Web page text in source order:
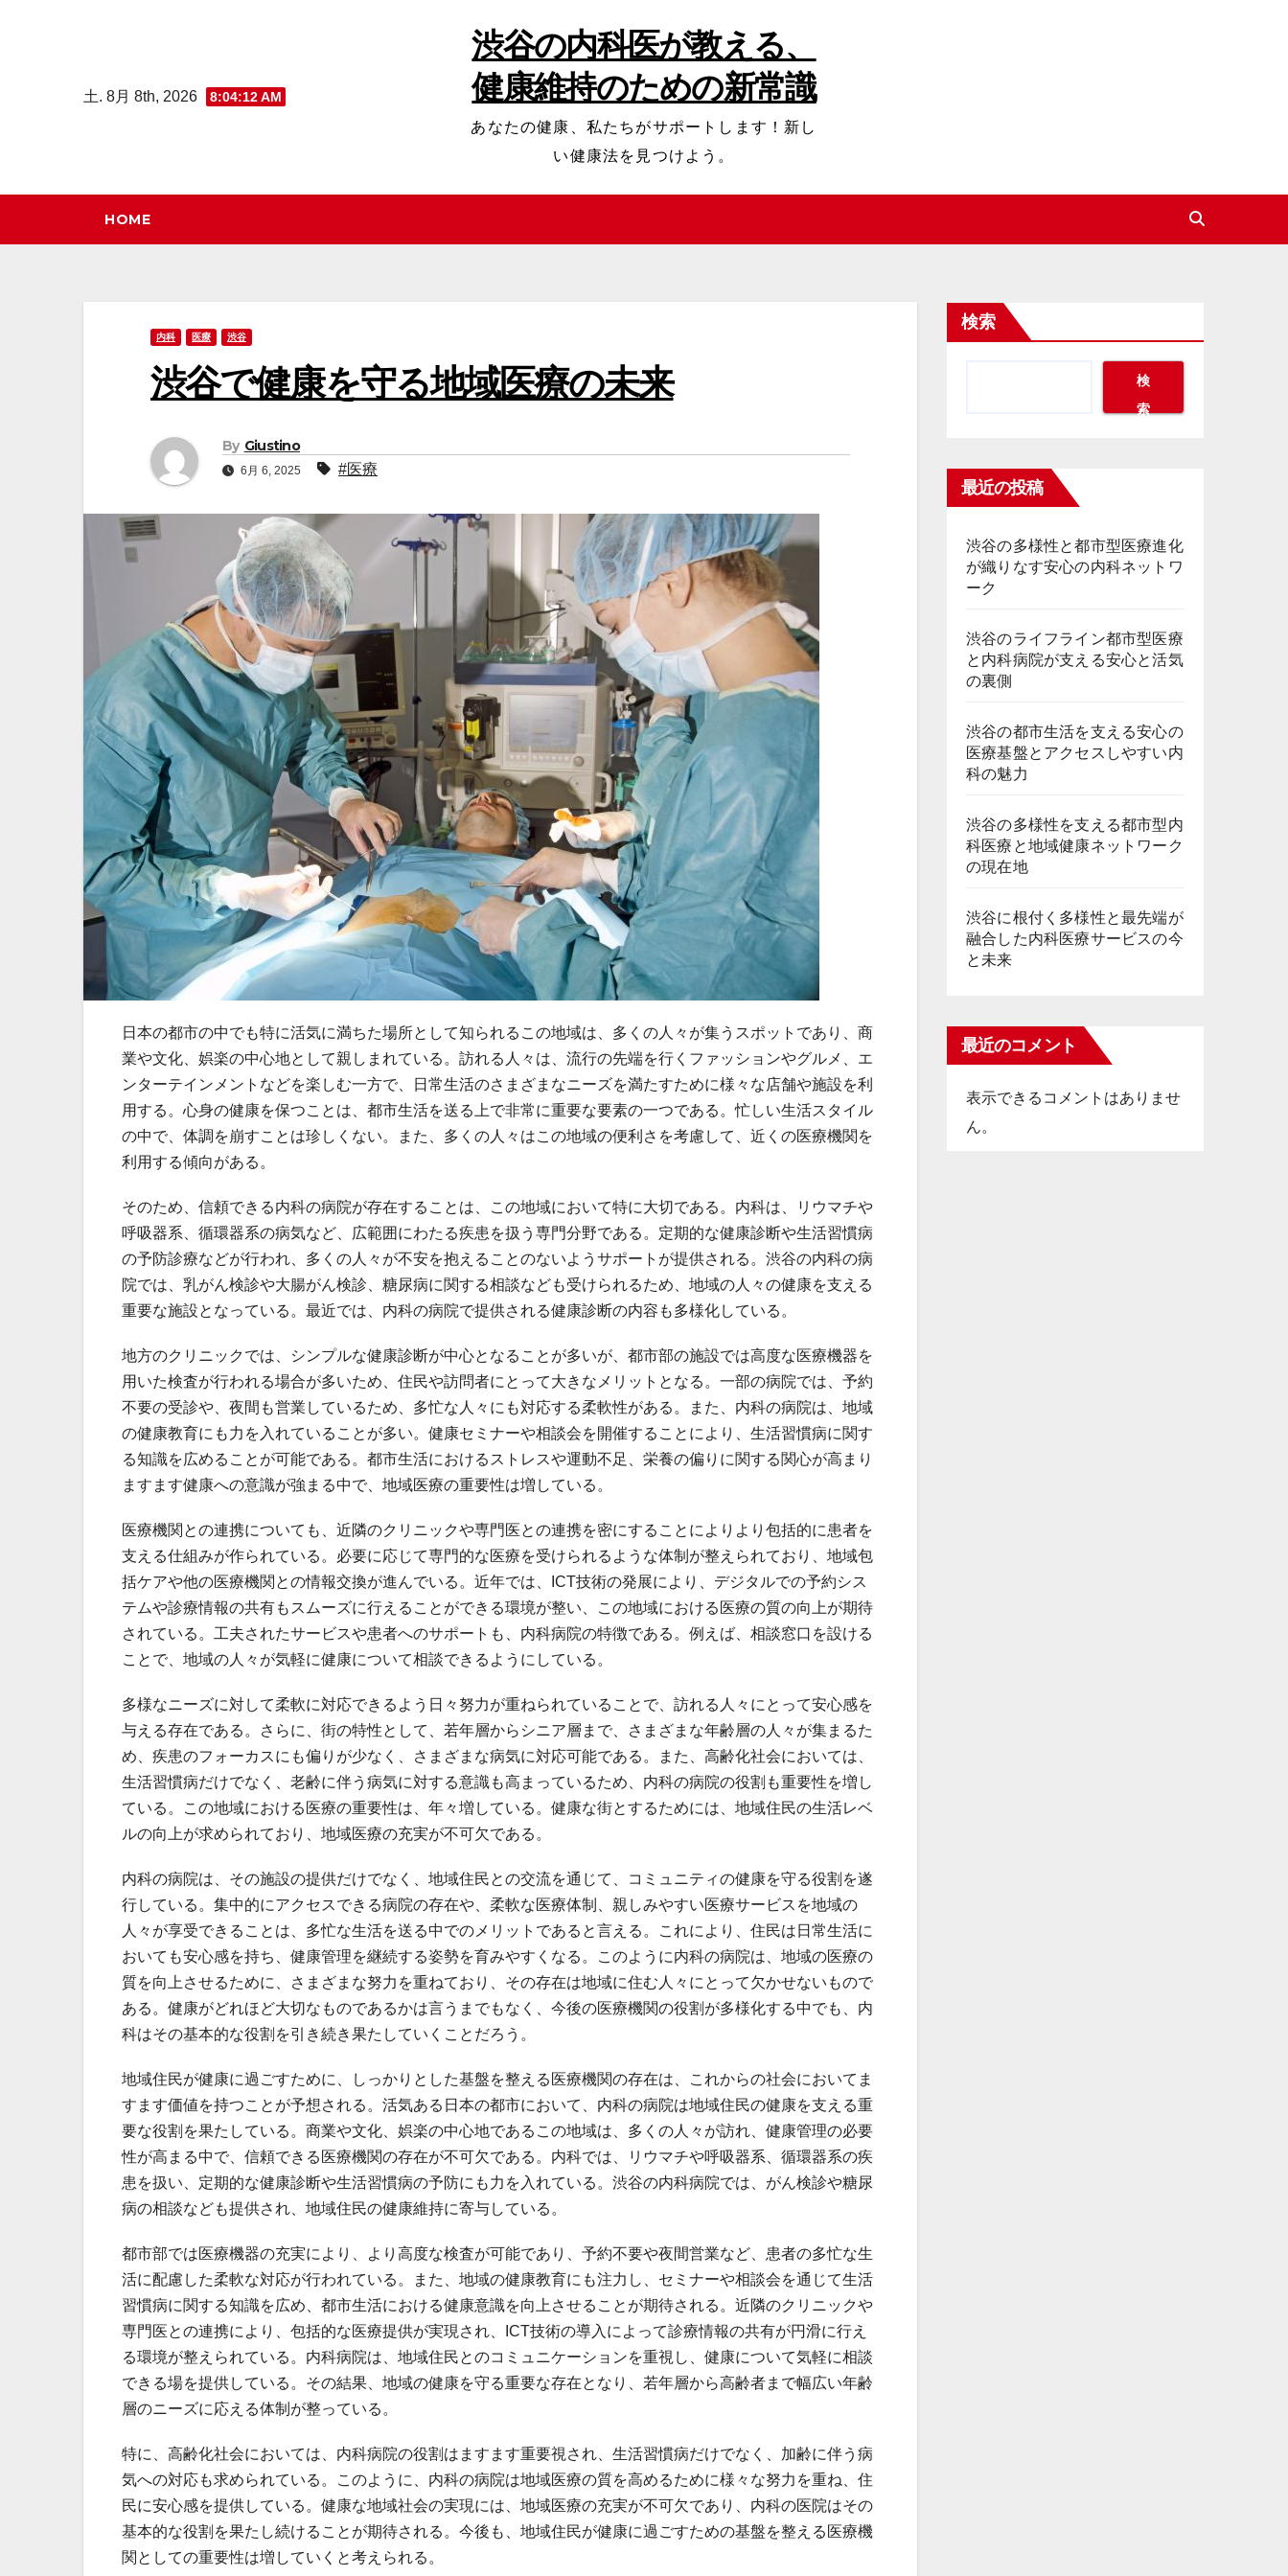
ッ
土. 8月 8th, 2026 8:04:13 AM
渋谷の内科医が教える、
健康維持のための新常識
あなたの健康、私たちがサポートします！新し
い健康法を見つけよう。
HOME
内科 医療 渋谷
渋谷で健康を守る地域医療の未来
By Giustino
6月 6, 2025 #医療
日本の都市の中でも特に活気に満ちた場所として知られるこの地域は、多くの人々が集うスポットであり、商
業や文化、娯楽の中心地として親しまれている。 訪れる人々は、流行の先端を行くファッションやグルメ、エ
ンターテインメントなどを楽しむ一方で、日常生活のさまざまなニーズを満たすために様々な店舗や施設を利
用する。心身の健康を保つことは、都市生活を送る上で非常に重要な要素の一つである。忙しい生活スタイル
の中で、体調を崩すことは珍しくない。また、多くの人々はこの地域の便利さを考慮して、近くの医療機関を
利用する傾向がある。
そのため、信頼できる内科の病院が存在することは、この地域において特に大切である。内科は、リウマチや
呼吸器系、循環器系の病気など、広範囲にわたる疾患を扱う専門分野である。定期的な健康診断や生活習慣病
の予防診療などが行われ、多くの人々が不安を抱えることのないようサポートが提供される。渋谷の内科の病
院では、乳がん検診や大腸がん検診、糖尿病に関する相談なども受けられるため、地域の人々の健康を支える
重要な施設となっている。最近では、内科の病院で提供される健康診断の内容も多様化している。
地方のクリニックでは、シンプルな健康診断が中心となることが多いが、都市部の施設では高度な医療機器を
用いた検査が行われる場合が多いため、住民や訪問者にとって大きなメリットとなる。一部の病院では、予約
不要の受診や、夜間も営業しているため、多忙な人々にも対応する柔軟性がある。また、内科の病院は、地域
の健康教育にも力を入れていることが多い。健康セミナーや相談会を開催することにより、生活習慣病に関す
る知識を広めることが可能である。都市生活におけるストレスや運動不足、栄養の偏りに関する関心が高まり
ますます健康への意識が強まる中で、地域医療の重要性は増している。
医療機関との連携についても、近隣のクリニックや専門医との連携を密にすることによりより包括的に患者を
支える仕組みが作られている。必要に応じて専門的な医療を受けられるような体制が整えられており、地域包
括ケアや他の医療機関との情報交換が進んでいる。近年では、ICT技術の発展により、デジタルでの予約シス
テムや診療情報の共有もスムーズに行えることができる環境が整い、この地域における医療の質の向上が期待
されている。工夫されたサービスや患者へのサポートも、内科病院の特徴である。例えば、相談窓口を設ける
ことで、地域の人々が気軽に健康について相談できるようにしている。
多様なニーズに対して柔軟に対応できるよう日々努力が重ねられていることで、訪れる人々にとって安心感を
与える存在である。さらに、街の特性として、若年層からシニア層まで、さまざまな年齢層の人々が集まるた
め、疾患のフォーカスにも偏りが少なく、さまざまな病気に対応可能である。また、高齢化社会においては、
生活習慣病だけでなく、老齢に伴う病気に対する意識も高まっているため、内科の病院の役割も重要性を増し
ている。この地域における医療の重要性は、年々増している。健康な街とするためには、地域住民の生活レベ
ルの向上が求められており、地域医療の充実が不可欠である。
内科の病院は、その施設の提供だけでなく、地域住民との交流を通じて、コミュニティの健康を守る役割を遂
行している。集中的にアクセスできる病院の存在や、柔軟な医療体制、親しみやすい医療サービスを地域の
人々が享受できることは、多忙な生活を送る中でのメリットであると言える。これにより、住民は日常生活に
おいても安心感を持ち、健康管理を継続する姿勢を育みやすくなる。このように内科の病院は、地域の医療の
質を向上させるために、さまざまな努力を重ねており、その存在は地域に住む人々にとって欠かせないもので
ある。健康がどれほど大切なものであるかは言うまでもなく、今後の医療機関の役割が多様化する中でも、内
科はその基本的な役割を引き続き果たしていくことだろう。
地域住民が健康に過ごすために、しっかりとした基盤を整える医療機関の存在は、これからの社会においてま
すます価値を持つことが予想される。活気ある日本の都市において、内科の病院は地域住民の健康を支える重
要な役割を果たしている。商業や文化、娯楽の中心地であるこの地域は、多くの人々が訪れ、健康管理の必要
性が高まる中で、信頼できる医療機関の存在が不可欠である。内科では、リウマチや呼吸器系、循環器系の疾
患を扱い、定期的な健康診断や生活習慣病の予防にも力を入れている。渋谷の内科病院では、がん検診や糖尿
病の相談なども提供され、地域住民の健康維持に寄与している。
都市部では医療機器の充実により、より高度な検査が可能であり、予約不要や夜間営業など、患者の多忙な生
活に配慮した柔軟な対応が行われている。また、地域の健康教育にも注力し、セミナーや相談会を通じて生活
習慣病に関する知識を広め、都市生活における健康意識を向上させることが期待される。近隣のクリニックや
専門医との連携により、包括的な医療提供が実現され、ICT技術の導入によって診療情報の共有が円滑に行え
る環境が整えられている。内科病院は、地域住民とのコミュニケーションを重視し、健康について気軽に相談
できる場を提供している。その結果、地域の健康を守る重要な存在となり、若年層から高齢者まで幅広い年齢
層のニーズに応える体制が整っている。
特に、高齢化社会においては、内科病院の役割はますます重要視され、生活習慣病だけでなく、加齢に伴う病
気への対応も求められている。このように、内科の病院は地域医療の質を高めるために様々な努力を重ね、住
民に安心感を提供している。健康な地域社会の実現には、地域医療の充実が不可欠であり、内科の医院はその
基本的な役割を果たし続けることが期待される。今後も、地域住民が健康に過ごすための基盤を整える医療機
関としての重要性は増していくと考えられる。
検索
検
索
最近の投稿
渋谷の多様性と都市型医療進化
が織りなす安心の内科ネットワ
ーク
渋谷のライフライン都市型医療
と内科病院が支える安心と活気
の裏側
渋谷の都市生活を支える安心の
医療基盤とアクセスしやすい内
科の魅力
渋谷の多様性を支える都市型内
科医療と地域健康ネットワーク
の現在地
渋谷に根付く多様性と最先端が
融合した内科医療サービスの今
と未来
最近のコメント
表示できるコメントはありませ
ん。